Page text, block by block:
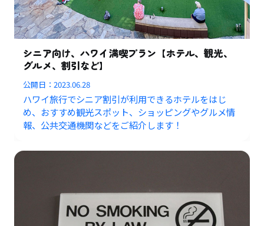
シニア向け、ハワイ満喫プラン【ホテル、観光、
グルメ、割引など】
公開日：2023.06.28
ハワイ旅行でシニア割引が利用できるホテルをはじ
め、おすすめ観光スポット、ショッピングやグルメ情
報、公共交通機関などをご紹介します！